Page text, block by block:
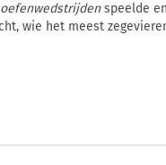
speelde
wie het meest